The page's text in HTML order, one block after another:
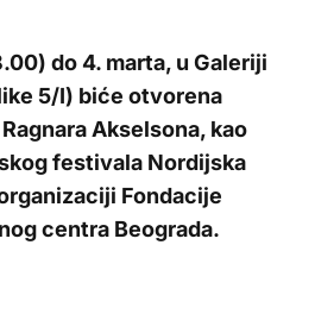
do 4. marta, u Galeriji
5/I) biće otvorena
Akselsona, kao
festivala Nordijska
Fondacije
centra Beograda.